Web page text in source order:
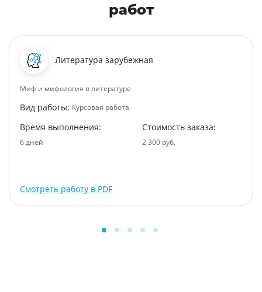
работ
Литература зарубежная
Миф и мифология в литературе
Вид работы: Курсовая работа
Время выполнения:
6 дней
Стоимость заказа:
2 300 руб.
Смотреть работу в PDF